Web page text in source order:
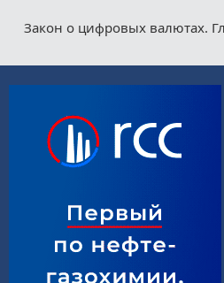
Закон о цифровых валютах.